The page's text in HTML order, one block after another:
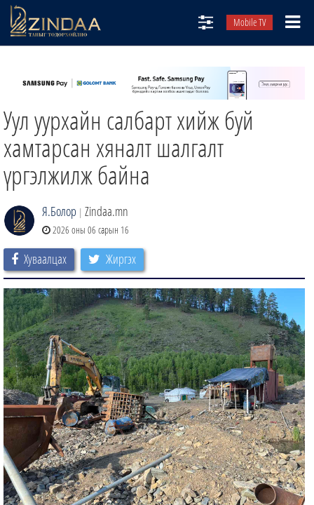
Mobile TV
ТВ8
ӨГЛӨӨНИЙ СОНИН
АУДИО ЗОХИОЛ
ЗИНДАА СЭТГҮҮЛ
Уул уурхайн салбарт хийж буй
хамтарсан хяналт шалгалт
үргэлжилж байна
Я.Болор | Zindaa.mn
2026 оны 06 сарын 16
Хуваалцах Жиргэх